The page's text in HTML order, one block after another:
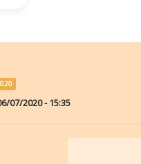
07/2020 - 15:35